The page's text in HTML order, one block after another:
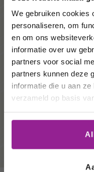
We gebruiken cookies
personaliseren, om
en om ons
informatie over uw
partners voor social
partners kunnen deze
informatie die u aan
verzameld op basis
Duurzame
Een veel
staat dat de
goed is voor het
mogelijk werkt de
verschil met
wijnbouw niet als
de wijnboer zich
niet anders kan.
de natuurlijke
Wij
hoogte